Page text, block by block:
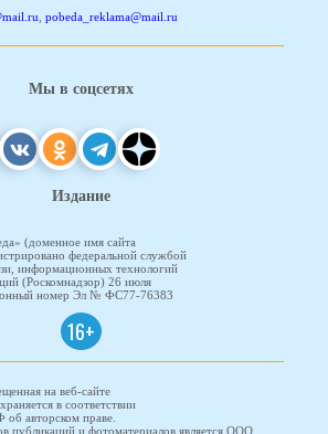
pobeda_reklama@mail.ru
Мы в соцсетях
Издание
(доменное имя сайта
федеральной службой
информационных технологий
(Роскомнадзор) 26 июля
номер Эл № ФС77-76383
16+
на веб-сайте
в соответствии
об авторском праве.
публикаций и фотоматериалов является ООО